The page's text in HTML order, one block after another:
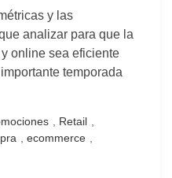
y las
analizar para que la
online sea eficiente
temporada
Retail
ecommerce